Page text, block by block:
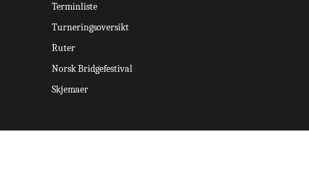
Terminliste
Turneringsoversikt
Ruter
Norsk Bridgefestival
Skjemaer